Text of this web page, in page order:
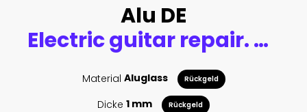
Alu DE
Electric guitar repair. Vintage electric guitar on a guitar repair work shop. Single cutaway solid body guitar, gold color. shallow depth of view, intentionally shot with low key shadows.
Material Aluglass Rückgeld
Dicke 1 mm Rückgeld